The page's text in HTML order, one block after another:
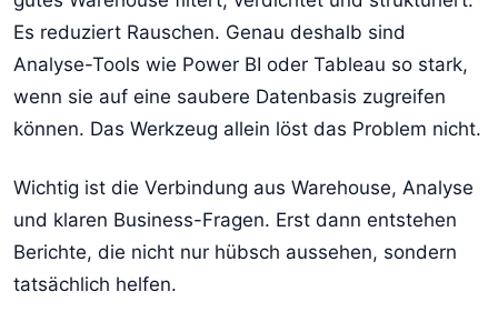
Es reduziert Rauschen. Genau deshalb sind
Analyse-Tools wie Power BI oder Tableau so stark,
wenn sie auf eine saubere Datenbasis zugreifen
können. Das Werkzeug allein löst das Problem nicht.
Wichtig ist die Verbindung aus Warehouse, Analyse
und klaren Business-Fragen. Erst dann entstehen
Berichte, die nicht nur hübsch aussehen, sondern
tatsächlich helfen.